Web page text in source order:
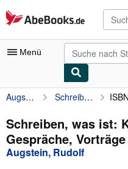
Zum Hauptinhalt
AbeBooks.de
Menü
Nutzerkonto
Meine Bestellungen
Detailsuche
Sammlungen
Augstein, Rudolf Schreiben, was ist: Kommentare, Gespräche, Vorträge
Schreiben, was ist:
Gespräche,
Augstein, Rudolf